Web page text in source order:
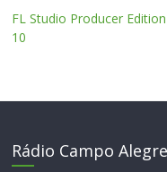
FL Studio Producer
10
Rádio Campo Alegre